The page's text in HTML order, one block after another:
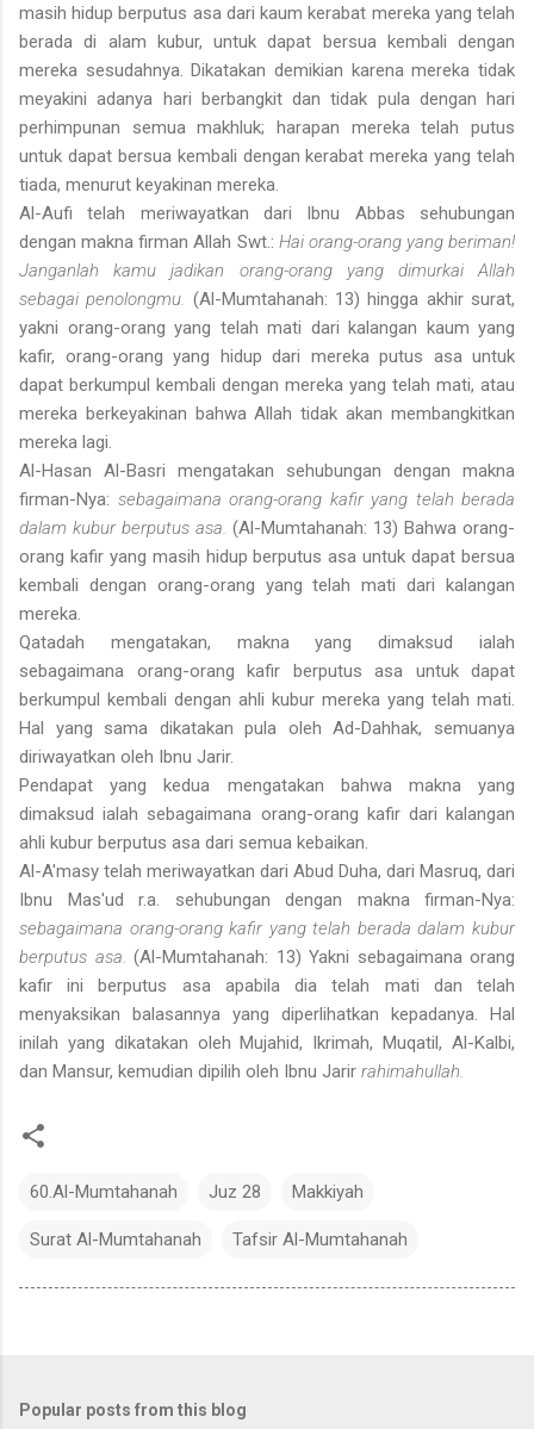
masih hidup berputus asa dari kaum kerabat mereka yang telah
berada di alam kubur, untuk dapat bersua kembali dengan
mereka sesudahnya. Dikatakan demikian karena mereka tidak
meyakini adanya hari berbangkit dan tidak pula dengan hari
perhimpunan semua makhluk; harapan mereka telah putus
untuk dapat bersua kembali dengan kerabat mereka yang telah
tiada, menurut keyakinan mereka.
Al-Aufi telah meriwayatkan dari Ibnu Abbas sehubungan
dengan makna firman Allah Swt.: Hai orang-orang yang beriman!
Janganlah kamu jadikan orang-orang yang dimurkai Allah
sebagai penolongmu. (Al-Mumtahanah: 13) hingga akhir surat,
yakni orang-orang yang telah mati dari kalangan kaum yang
kafir, orang-orang yang hidup dari mereka putus asa untuk
dapat berkumpul kembali dengan mereka yang telah mati, atau
mereka berkeyakinan bahwa Allah tidak akan membangkitkan
mereka lagi.
Al-Hasan Al-Basri mengatakan sehubungan dengan makna
firman-Nya: sebagaimana orang-orang kafir yang telah berada
dalam kubur berputus asa. (Al-Mumtahanah: 13) Bahwa orang-
orang kafir yang masih hidup berputus asa untuk dapat bersua
kembali dengan orang-orang yang telah mati dari kalangan
mereka.
Qatadah mengatakan, makna yang dimaksud ialah
sebagaimana orang-orang kafir berputus asa untuk dapat
berkumpul kembali dengan ahli kubur mereka yang telah mati.
Hal yang sama dikatakan pula oleh Ad-Dahhak, semuanya
diriwayatkan oleh Ibnu Jarir.
Pendapat yang kedua mengatakan bahwa makna yang
dimaksud ialah sebagaimana orang-orang kafir dari kalangan
ahli kubur berputus asa dari semua kebaikan.
Al-A'masy telah meriwayatkan dari Abud Duha, dari Masruq, dari
Ibnu Mas'ud r.a. sehubungan dengan makna firman-Nya:
sebagaimana orang-orang kafir yang telah berada dalam kubur
berputus asa. (Al-Mumtahanah: 13) Yakni sebagaimana orang
kafir ini berputus asa apabila dia telah mati dan telah
menyaksikan balasannya yang diperlihatkan kepadanya. Hal
inilah yang dikatakan oleh Mujahid, Ikrimah, Muqatil, Al-Kalbi,
dan Mansur, kemudian dipilih oleh Ibnu Jarir rahimahullah.
60.Al-Mumtahanah Juz 28 Makkiyah
Surat Al-Mumtahanah Tafsir Al-Mumtahanah
Popular posts from this blog